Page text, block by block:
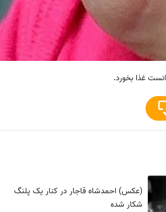
غذا بخورد.
(عکس) احمدشاه قاجار در کنار یک پلنگ
شکار شده